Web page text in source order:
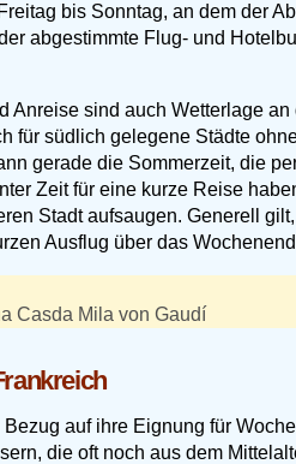
bis Sonntag, an dem der
abgestimmte Flug- und
Anreise sind auch Wetterlage
südlich gelegene Städte
gerade die Sommerzeit, die
Zeit für eine kurze Reise
Stadt aufsaugen. Generell
Ausflug über das
Casda Mila von Gaudí
auf ihre Eignung für
die oft noch aus dem